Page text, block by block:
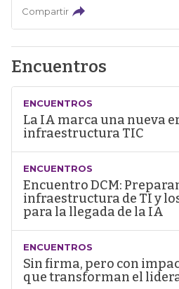
Compartir
Encuentros
ENCUENTROS
La IA marca una nueva
infraestructura TIC
ENCUENTROS
Encuentro DCM:
infraestructura de TI y
para la llegada de la IA
ENCUENTROS
Sin firma, pero con
que transforman el